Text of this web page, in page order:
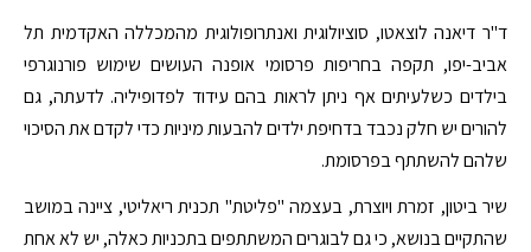
ד"ר דיאנה לוצאטו, סוציולוגית ואנתרופולוגית מהמכללה האקדמית תל
אביב-יפו, תקפה בחריפות פרסומי אופנה העושים שימוש פורנוגרפי
בילדים כשלעיתים אף ניתן לראות בהם עידוד לפדופיליה. לדעתה, גם
להורים יש חלק נכבד בדחיפת ילדים להבעות מיניות כדי לקדם את הסיכוי
שלהם להשתתף בפרסומת.
שיר ביטון, זמרת ויוצרת, בעצמה "פליטת" תכנית ריאליטי, ציינה במושב
שהתקיים בנושא, כי גם לבוגרים המשתתפים בתכניות כאלה, יש לא אחת